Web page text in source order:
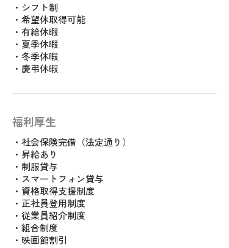
・シフト制
・希望休取得可能
・有給休暇
・夏季休暇
・冬季休暇
・慶弔休暇
福利厚生
・社会保険完備（法定通り）
・昇給あり
・制服貸与
・スマートフォン貸与
・資格取得支援制度
・正社員登用制度
・従業員紹介制度
・組合制度
・映画館割引